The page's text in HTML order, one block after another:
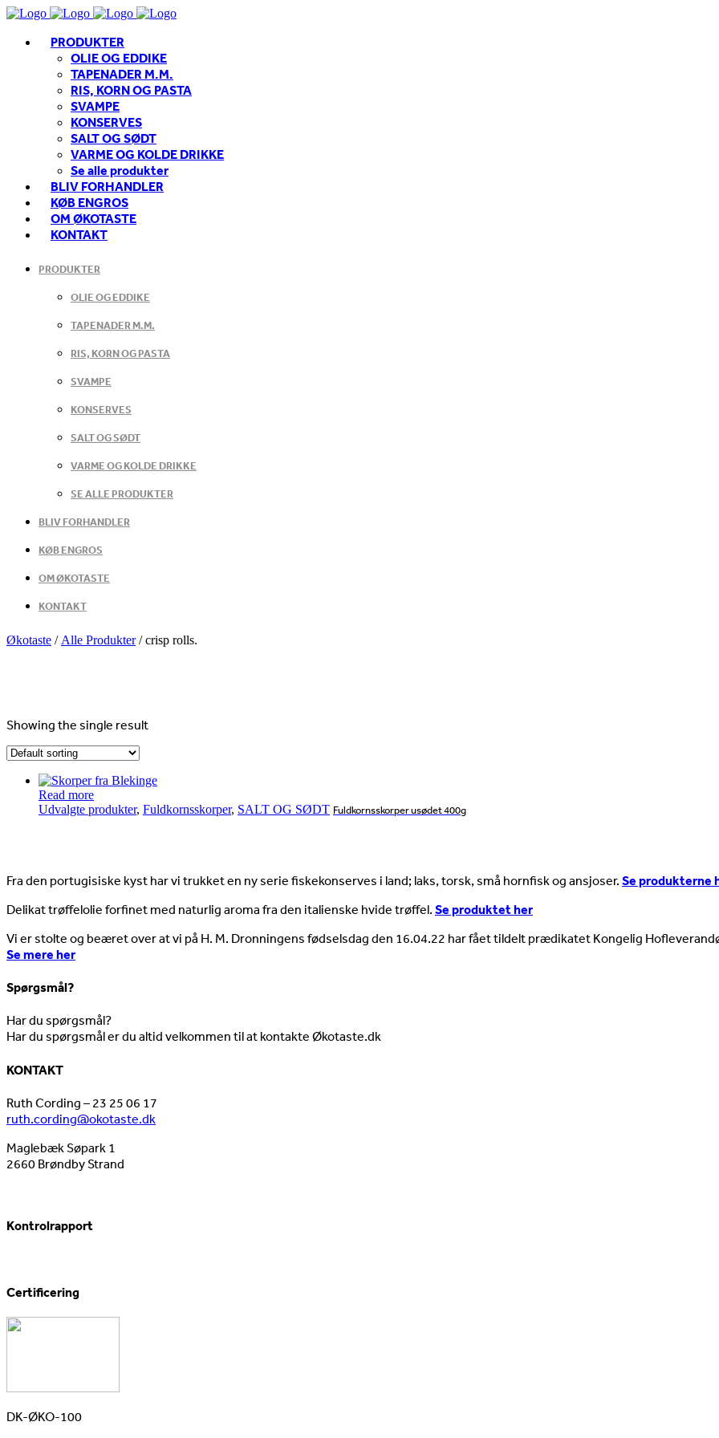
PRODUKTER
OLIE OG EDDIKE
TAPENADER M.M.
RIS, KORN OG PASTA
SVAMPE
KONSERVES
SALT OG SØDT
VARME OG KOLDE DRIKKE
Se alle produkter
BLIV FORHANDLER
KØB ENGROS
OM ØKOTASTE
KONTAKT
PRODUKTER
OLIE OG EDDIKE
TAPENADER M.M.
RIS, KORN OG PASTA
SVAMPE
KONSERVES
SALT OG SØDT
VARME OG KOLDE DRIKKE
SE ALLE PRODUKTER
BLIV FORHANDLER
KØB ENGROS
OM ØKOTASTE
KONTAKT
Økotaste / Alle Produkter/crisp rolls.
Showing the single result
Read more
Udvalgte produkter, Fuldkornsskorper, SALT OG SØDT Fuldkornsskorper usødet 400g
Fra den portugisiske kyst har vi trukket en ny serie fiskekonserves i land; laks, torsk, små hornfisk og ansjoser. Se produkterne
Delikat trøffelolie forfinet med naturlig aroma fra den italienske hvide trøffel. Se produktet her
Vi er stolte og beæret over at vi på H. M. Dronningens fødselsdag den 16.04.22 har fået tildelt prædikatet Kongelig
Se mere her
Spørgsmål?
Har du spørgsmål?
Har du spørgsmål er du altid velkommen til at kontakte Økotaste.dk
KONTAKT
Ruth Cording – 23 25 06 17
ruth.cording@okotaste.dk
Maglebæk Søpark 1
2660 Brøndby Strand
Kontrolrapport
Certificering
DK-ØKO-100